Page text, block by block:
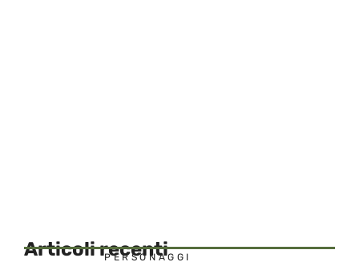
Articoli recenti
PERSONAGGI